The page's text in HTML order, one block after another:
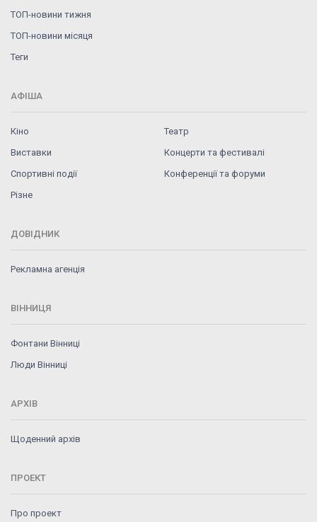
ТОП-новини тижня
ТОП-новини місяця
Теги
АФІША
Кіно
Театр
Виставки
Концерти та фестивалі
Спортивні події
Конференції та форуми
Різне
ДОВІДНИК
Рекламна агенція
ВІННИЦЯ
Фонтани Вінниці
Люди Вінниці
АРХІВ
Щоденний архів
ПРОЕКТ
Про проект